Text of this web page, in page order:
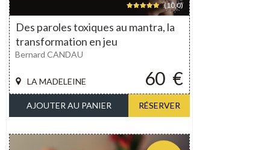
(10,0)
Des paroles toxiques au mantra, la
transformation en jeu
60 €
LA MADELEINE
Bernard CANDAU
AJOUTER AU PANIER RÉSERVER